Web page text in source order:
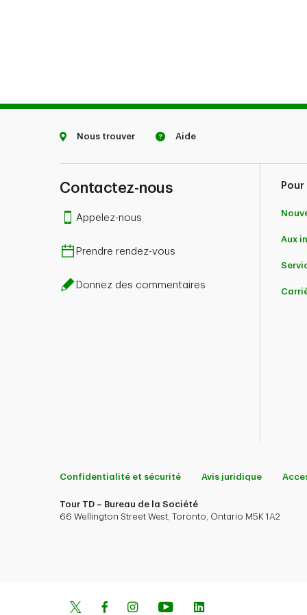
Nous trouver Aide
Contactez-nous
Appelez-nous
Prendre rendez-vous
Donnez des commentaires
Aux
Confidentialité et sécurité Avis juridique
Tour TD – Bureau de la Société
66 Wellington Street West, Toronto, Ontario M5K 1A2